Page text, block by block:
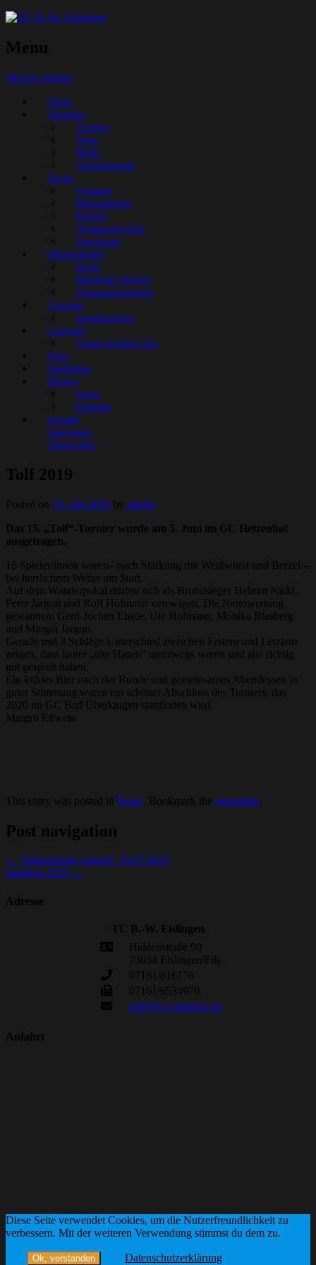
Menu
Skip to content
Home
Aktuelles
Termine
News
Bilder
Verbandsspiele
Verein
Vorstand
Mannschaften
Historie
Vereinszeitschrift
Downloads
Mitgliedschaft
Preise
Mitglieder Werben
Schnupperangebote
Training
Jugendtraining
Gaststätte
Tennis Kitchen Club
Halle
Sandplätze
Buchen
Preise
Kalender
Kontakt
Impressum
Datenschutz
Tolf 2019
Posted on 15. Juli 2019 by admin
Das 15. „Tolf“-Turnier wurde am 5. Juni im GC Hetzenhof
ausgetragen.
16 Spieler/innen waren– nach Stärkung mit Weißwurst und Brezel –
bei herrlichem Wetter am Start.
Auf dem Wanderpokal dürfen sich als Bruttosieger Helmut Nickl,
Peter Jargon und Rolf Hofmann verewigen. Die Nettowertung
gewannen: Gerd-Jochen Eisele, Ute Hofmann, Monika Blasberg
und Margot Jargon.
Gerade mal 3 Schläge Unterschied zwischen Erstem und Letztem
zeigen, dass lauter „alte Hasen“ unterwegs waren und alle richtig
gut gespielt haben.
Ein kühles Bier nach der Runde und gemeinsames Abendessen in
guter Stimmung waren ein schöner Abschluss des Turniers, das
2020 im GC Bad Überkingen stattfinden wird.
Margrit Eßwein
This entry was posted in News . Bookmark the permalink
Post navigation
← “Italienischer Abend” 19.07.2019
Stadtfest 2019 →
Adresse
TC B.-W. Eislingen
Haldenstraße 90
73054 Eislingen/Fils
07161/816176
07161/6534970
info@tc-eislingen.de
Anfahrt
Diese Seite verwendet Cookies, um die Nutzerfreundlichkeit zu
verbessern. Mit der weiteren Verwendung stimmst du dem zu.
Ok, verstanden Datenschutzerklärung